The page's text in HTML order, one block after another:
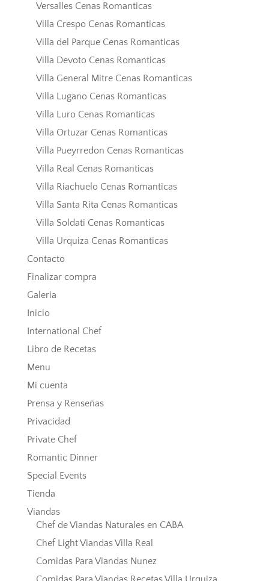
Versalles Cenas Romanticas
Villa Crespo Cenas Romanticas
Villa del Parque Cenas Romanticas
Villa Devoto Cenas Romanticas
Villa General Mitre Cenas Romanticas
Villa Lugano Cenas Romanticas
Villa Luro Cenas Romanticas
Villa Ortuzar Cenas Romanticas
Villa Pueyrredon Cenas Romanticas
Villa Real Cenas Romanticas
Villa Riachuelo Cenas Romanticas
Villa Santa Rita Cenas Romanticas
Villa Soldati Cenas Romanticas
Villa Urquiza Cenas Romanticas
Contacto
Finalizar compra
Galeria
Inicio
International Chef
Libro de Recetas
Menu
Mi cuenta
Prensa y Renseñas
Privacidad
Private Chef
Romantic Dinner
Special Events
Tienda
Viandas
Chef de Viandas Naturales en CABA
Chef Light Viandas Villa Real
Comidas Para Viandas Nunez